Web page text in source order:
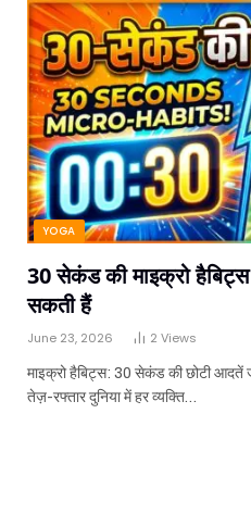
YOGA
30 सेकंड की माइक्रो
सकती हैं
June 23, 2026 2 Views
माइक्रो हैबिट्स: 30 सेकंड की छोटी
तेज़-रफ्तार दुनिया में हर व्यक्ति…